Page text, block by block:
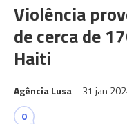
Violência
de cerca de
Haiti
Agência Lusa 31 jan
0